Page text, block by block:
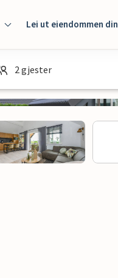
Lei ut eiendommen din
2 gjester